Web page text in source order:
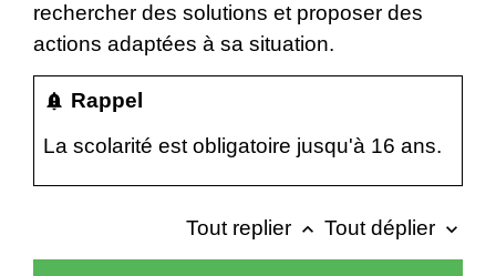
rechercher des solutions et proposer des
actions adaptées à sa situation.
notification_important Rappel
La scolarité est obligatoire jusqu'à 16 ans.
Tout replier keyboard_arrow_up Tout déplier keyboard_arrow_down